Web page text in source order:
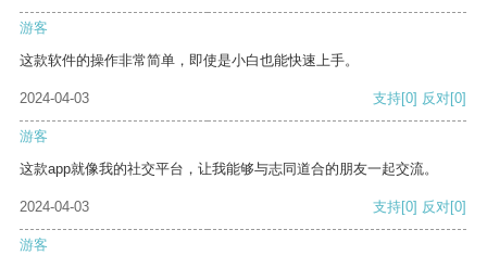
游客
这款软件的操作非常简单，即使是小白也能快速上手。
2024-04-03 支持[0] 反对[0]
游客
这款app就像我的社交平台，让我能够与志同道合的朋友一起交流。
2024-04-03 支持[0] 反对[0]
游客